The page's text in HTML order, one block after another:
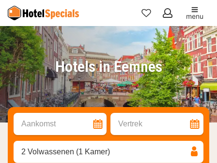
Mijn
favorieten
menu
Hotels in Eemnes
Aankomst Vertrek
2 Volwassenen (1 Kamer)